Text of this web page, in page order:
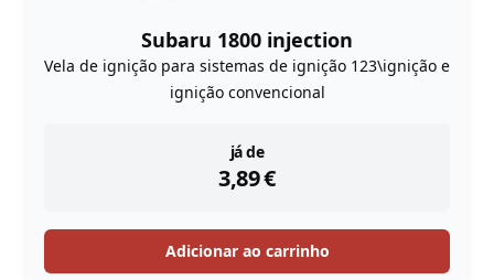
Subaru 1800 injection
Vela de ignição para sistemas de ignição 123\ignição e
ignição convencional
já de
3,89€
instock
Adicionar ao carrinho